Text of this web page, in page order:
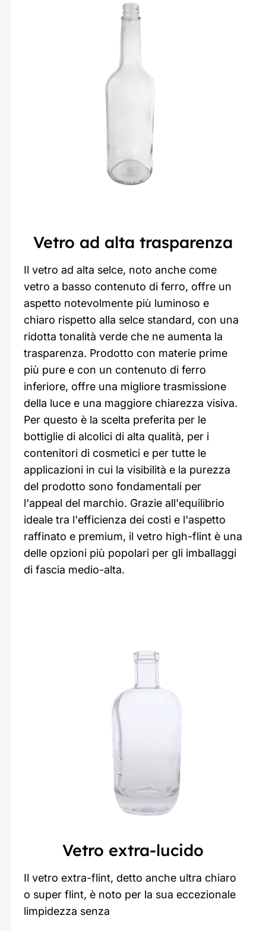
Vetro ad alta trasparenza
Il vetro ad alta selce, noto anche come
vetro a basso contenuto di ferro, offre un
aspetto notevolmente più luminoso e
chiaro rispetto alla selce standard, con una
ridotta tonalità verde che ne aumenta la
trasparenza. Prodotto con materie prime
più pure e con un contenuto di ferro
inferiore, offre una migliore trasmissione
della luce e una maggiore chiarezza visiva.
Per questo è la scelta preferita per le
bottiglie di alcolici di alta qualità, per i
contenitori di cosmetici e per tutte le
applicazioni in cui la visibilità e la purezza
del prodotto sono fondamentali per
l'appeal del marchio. Grazie all'equilibrio
ideale tra l'efficienza dei costi e l'aspetto
raffinato e premium, il vetro high-flint è una
delle opzioni più popolari per gli imballaggi
di fascia medio-alta.
Vetro extra-lucido
Il vetro extra-flint, detto anche ultra chiaro
o super flint, è noto per la sua eccezionale
limpidezza senza